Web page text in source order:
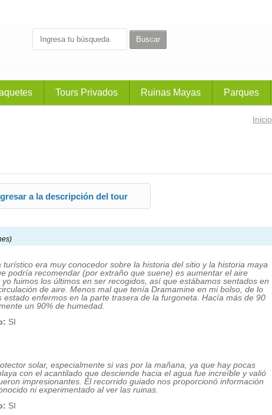
Tours Privados Ruinas Mayas Parques
Inicio
a la descripción del tour
era muy conocedor sobre la historia del sitio y la historia maya
podría recomendar (por extraño que suene) es aumentar el aire
fuimos los últimos en ser recogidos, así que estábamos sentados en
de aire. Menos mal que tenía Dramamine en mi bolso, de lo
enfermos en la parte trasera de la furgoneta. Hacía más de 90
un 90% de humedad.
SI
solar, especialmente si vas por la mañana, ya que hay pocas
con el acantilado que desciende hacia el agua fue increíble y valió
impresionantes. El recorrido guiado nos proporcionó información
ni experimentado al ver las ruinas.
SI